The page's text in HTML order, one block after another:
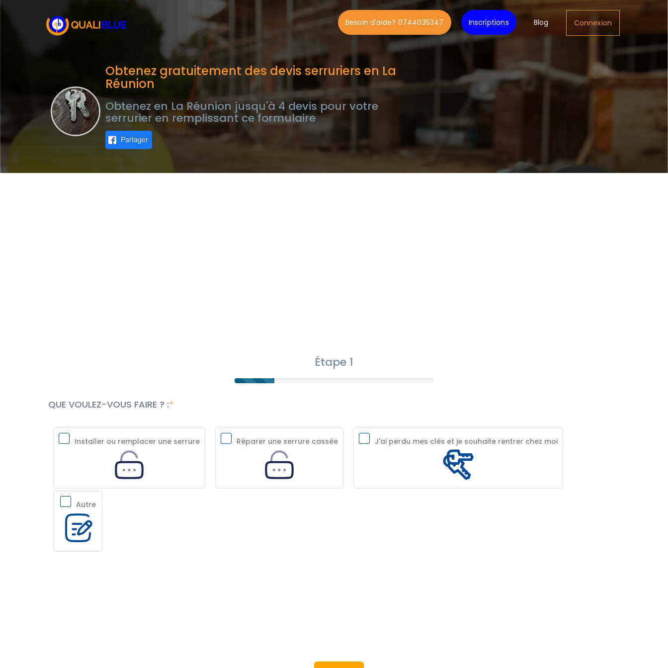
Besoin d'aide? 0744035347 Inscriptions Blog Connexion
Obtenez gratuitement des devis serruriers en La
Réunion
Obtenez en La Réunion jusqu'à 4 devis pour votre
serrurier en remplissant ce formulaire
Partager
Étape 1
QUE VOULEZ-VOUS FAIRE ? :
Installer ou remplacer une serrure Réparer une serrure cassée J'ai perdu mes clés et je souhaite rentrer chez moi
Autre